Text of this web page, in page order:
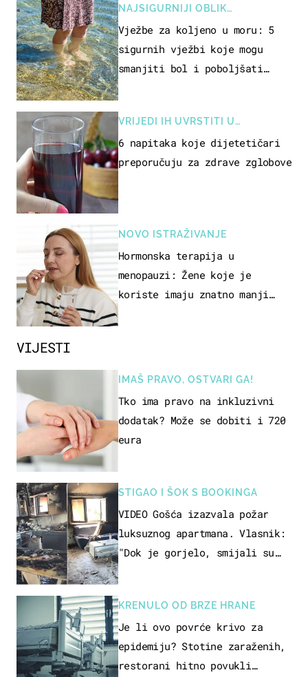
VIJESTI
IMAŠ PRAVO, OSTVARI GA!
Tko ima pravo na inkluzivni
dodatak? Može se dobiti i 720
eura
STIGAO I ŠOK S BOOKINGA
VIDEO Gošća izazvala požar
luksuznog apartmana. Vlasnik:
"Dok je gorjelo, smijali su
KRENULO OD BRZE HRANE
Je li ovo povrće krivo za
epidemiju? Stotine zaraženih,
restorani hitno povukli
NAJSIGURNIJI OBLIK
REKREACIJE
Vježbe za koljeno u moru: 5
sigurnih vježbi koje mogu
smanjiti bol i poboljšati
VRIJEDI IH UVRSTITI U
PREHRANU
6 napitaka koje dijetetičari
preporučuju za zdrave zglobove
NOVO ISTRAŽIVANJE
Hormonska terapija u
menopauzi: Žene koje je
koriste imaju znatno manji